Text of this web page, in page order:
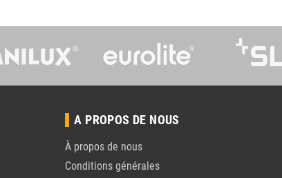
A PROPOS DE NOUS
À propos de nous
Conditions générales